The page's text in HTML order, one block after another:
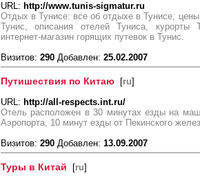
URL: http://www.tunis-sigmatur.ru
Отдых в Тунисе: все об отдыхе в Тунисе,
Тунис, описания отелей Туниса, курорты
интернет-магазин горящих путевок в Тунис.
Визитов: 290 Добавлен: 25.02.2007
Путишествия по Китаю [ru]
URL: http://all-respects.int.ru/
Отель расположен в 30 минутах езды на
Аэропорта, 10 минут езды от Пекинского
Визитов: 290 Добавлен: 13.09.2007
Туры в Китай [ru]